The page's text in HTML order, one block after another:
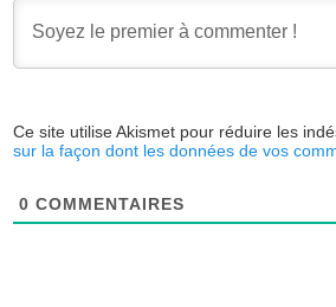
Ce site utilise Akismet pour réduire les
sur la façon dont les données de vos
0 COMMENTAIRES